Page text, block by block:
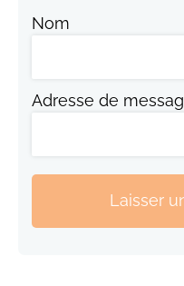
Nom
Adresse de
Laisser